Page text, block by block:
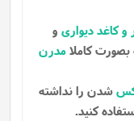
و کاغد دیواری و
بصورت کاملامدرن
شدن را نداشته
کنید.